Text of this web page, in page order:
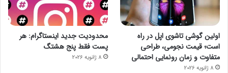
اولین گوشی تاشوی اپل در راه
است؛ قیمت نجومی، طراحی
متفاوت و زمان رونمایی احتمالی
8 ژانویه 2026
محدودیت جدید اینستاگرام: هر
پست فقط پنج هشتگ
8 ژانویه 2026